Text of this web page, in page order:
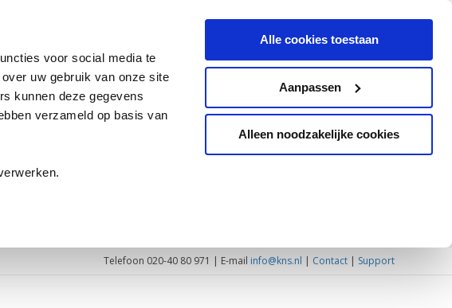
voor social media te
uw gebruik van onze site
kunnen deze gegevens
verzameld op basis van
Alle cookies toestaan
Aanpassen
Alleen noodzakelijke cookies
Telefoon 020-40 80 971 | E-mail info@kns.nl | Contact | Support